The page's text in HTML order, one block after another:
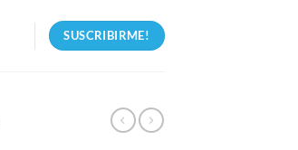
SUSCRIBIRME!